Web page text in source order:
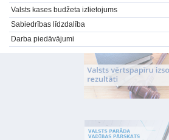
Valsts kases budžeta izlietojums
Sabiedrības līdzdalība
Darba piedāvājumi